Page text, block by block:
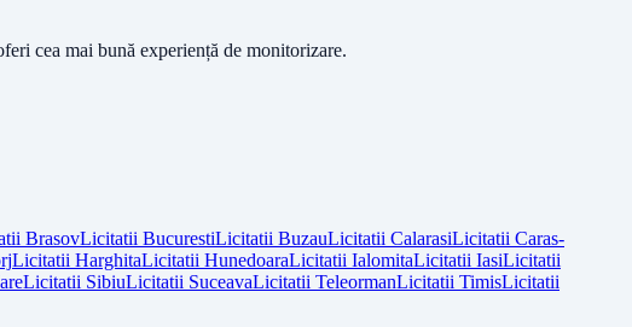
cea mai bună experiență de monitorizare.
BrasovLicitatii BucurestiLicitatii BuzauLicitatii CalarasiLicitatii Caras-
Licitatii HarghitaLicitatii HunedoaraLicitatii IalomitaLicitatii IasiLicitatii
Licitatii SibiuLicitatii SuceavaLicitatii TeleormanLicitatii TimisLicitatii